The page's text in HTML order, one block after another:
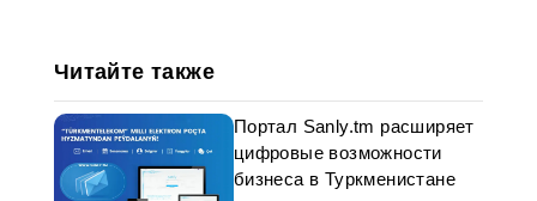
Читайте также
Портал Sanly.tm расширяет
цифровые возможности
бизнеса в Туркменистане